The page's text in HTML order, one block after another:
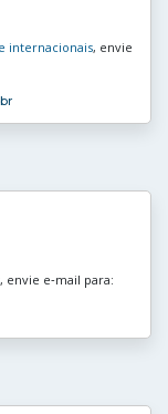
internacionais, envie
, envie e‑mail para: